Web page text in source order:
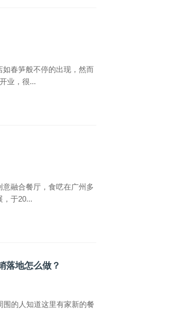
春笋般不停的出现，然而
业，很...
融合餐厅，食呓在广州多
，于20...
落地怎么做？
的人知道这里有家新的餐